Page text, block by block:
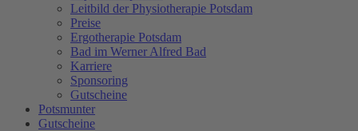
Leitbild der Physiotherapie Potsdam
Preise
Ergotherapie Potsdam
Bad im Werner Alfred Bad
Karriere
Sponsoring
Gutscheine
Potsmunter
Gutscheine